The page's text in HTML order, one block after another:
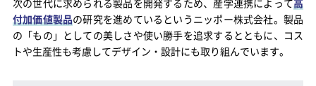
付加価値製品の研究を進めているというニッポー株式会社。製品
の「もの」としての美しさや使い勝手を追求するとともに、コス
トや生産性も考慮してデザイン・設計にも取り組んでいます。